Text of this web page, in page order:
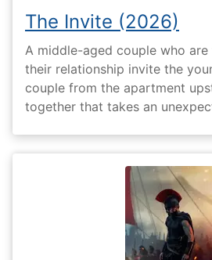
The Invite (2026)
A middle-aged couple who
their relationship invite the
couple from the apartment
together that takes an